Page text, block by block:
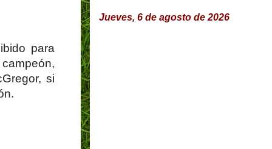
para
si
Jueves, 6 de agosto de 2026